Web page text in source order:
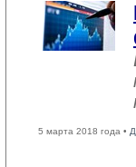
5 марта 2018 года •